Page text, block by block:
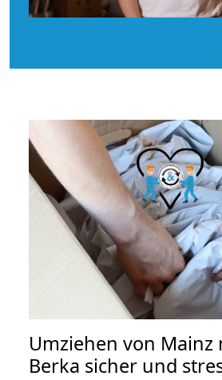
Umziehen von Mainz
Berka sicher und